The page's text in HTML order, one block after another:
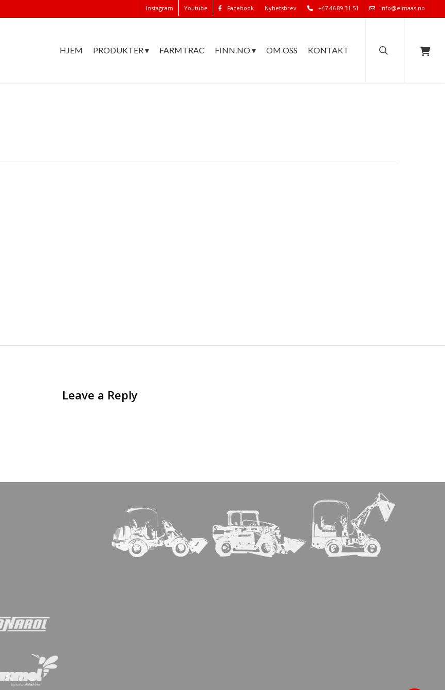
Instagram Youtube Facebook Nyhetsbrev +47 46 89 31 51 info@elmaas.no
HJEM PRODUKTER ▾ FARMTRAC FINN.NO ▾ OM OSS KONTAKT
Leave a Reply